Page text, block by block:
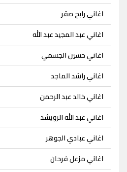
اغاني رابح صقر
اغاني عبد المجيد عبد الله
اغاني حسين الجسمي
اغاني راشد الماجد
اغاني خالد عبد الرحمن
اغاني عبد الله الرويشد
اغاني عبادي الجوهر
اغاني مزعل فرحان